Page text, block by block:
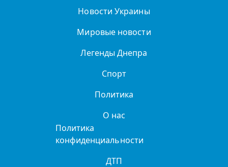
Новости Украины
Мировые новости
Легенды Днепра
Спорт
Политика
О нас
Политика
конфиденциальности
ДТП